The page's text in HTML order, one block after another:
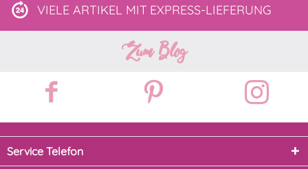
VIELE ARTIKEL MIT EXPRESS-LIEFERUNG
Zum Blog
Service Telefon